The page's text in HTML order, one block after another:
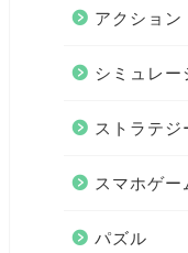
アクション
シミュレー
ストラテジ
スマホゲー
パズル